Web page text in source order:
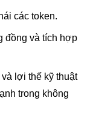
các token.
đồng và tích hợp
lợi thế kỹ thuật
trong không